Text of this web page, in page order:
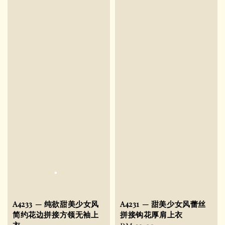
A4233 — 纯欲甜美少女风
简约花边拼接方领无袖上
A4231 — 甜美少女风蕾丝
拼接钩花厚肩上衣